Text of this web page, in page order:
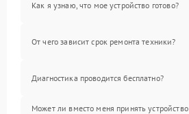
Как я узнаю, что мое устройство готово?
От чего зависит срок ремонта техники?
Диагностика проводится бесплатно?
Может ли вместо меня принять устройство